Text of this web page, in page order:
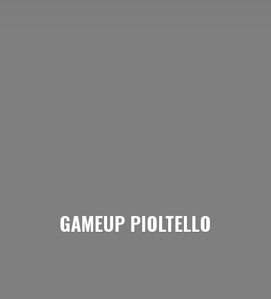
GAMEUP PIOLTELLO